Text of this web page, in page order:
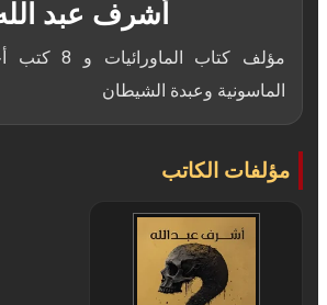
أشرف عبد
مؤلف كتاب
الماسونية وعبدة الشيطان
مؤلفات الكاتب